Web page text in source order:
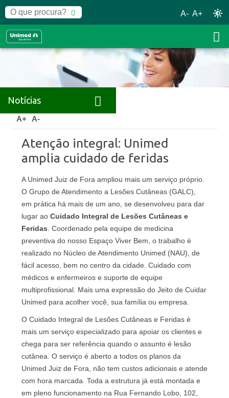
A- A+
Notícias
Home Notícias
A+ A-
Atenção integral: Unimed
amplia cuidado de feridas
A Unimed Juiz de Fora ampliou mais um serviço próprio.
O Grupo de Atendimento a Lesões Cutâneas (GALC),
em prática há mais de um ano, se desenvolveu para dar
lugar aoCuidado Integral de Lesões Cutâneas e
Feridas. Coordenado pela equipe de medicina
preventiva do nosso Espaço Viver Bem, o trabalho é
realizado no Núcleo de Atendimento Unimed (NAU), de
fácil acesso, bem no centro da cidade. Cuidado com
médicos e enfermeiros e suporte de equipe
multiprofissional. Mais uma expressão do Jeito de Cuidar
Unimed para acolher você, sua família ou empresa.
O Cuidado Integral de Lesões Cutâneas e Feridas é
mais um serviço especializado para apoiar os clientes e
chega para ser referência quando o assunto é lesão
cutânea. O serviço é aberto a todos os planos da
Unimed Juiz de Fora, não tem custos adicionais e atende
com hora marcada. Toda a estrutura já está montada e
em pleno funcionamento na Rua Fernando Lobo, 102,